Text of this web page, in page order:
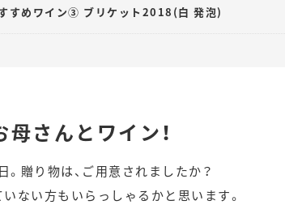
すめワイン③ ブリケット2018(白 発泡)
さんとワイン！
。贈り物は、ご用意されましたか？
いない方もいらっしゃるかと思います。